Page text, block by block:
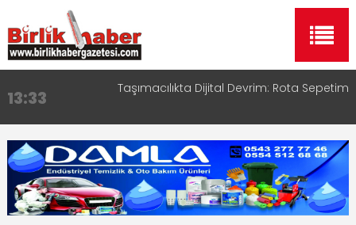
13:33 Taşımacılıkta Dijital Devrim: Rota Sepetim
17:15
Aksaray OSB Bölge Müdürü Makam Koltuğunu
Çocuklara Bıraktı
16:00
Aksaray Esnaf Rehberi ile Google ve Yapay Zeka
Aramalarında Öne Çıkın
8:23 Aksaray Esnaf Rehberi Hizmete Girdi